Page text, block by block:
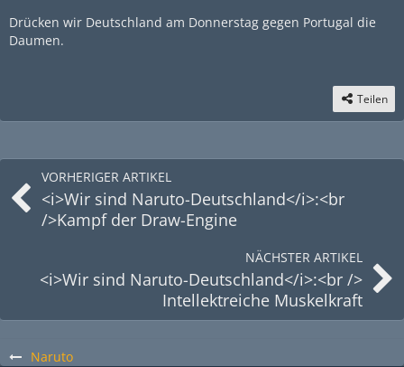
Naruto
Drücken wir Deutschland am Donnerstag gegen Portugal die
Daumen.
Teilen
VORHERIGER ARTIKEL
<i>Wir sind Naruto-Deutschland</i>:<br
/>Kampf der Draw-Engine
NÄCHSTER ARTIKEL
<i>Wir sind Naruto-Deutschland</i>:<br />
Intellektreiche Muskelkraft